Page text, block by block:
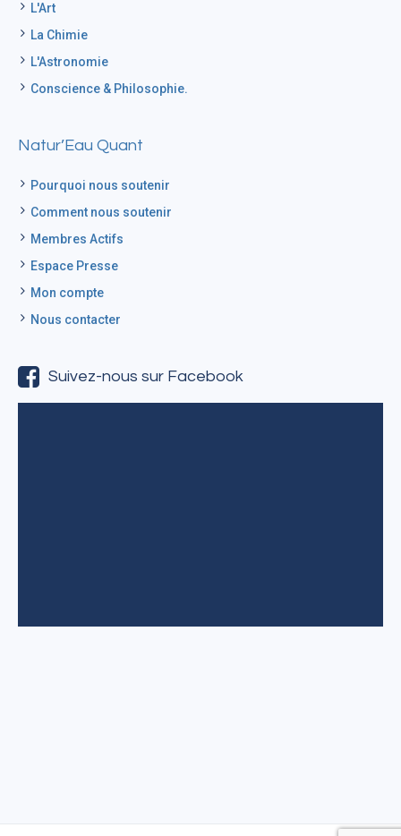
L'Art
La Chimie
L'Astronomie
Conscience & Philosophie.
Natur’Eau Quant
Pourquoi nous soutenir
Comment nous soutenir
Membres Actifs
Espace Presse
Mon compte
Nous contacter
Suivez-nous sur Facebook